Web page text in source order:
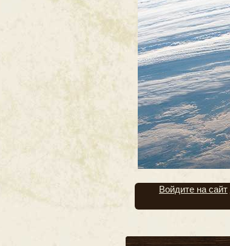
Войдите на сайт